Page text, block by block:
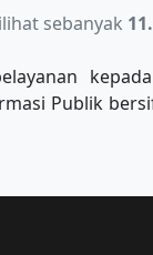
sebanyak
Publik